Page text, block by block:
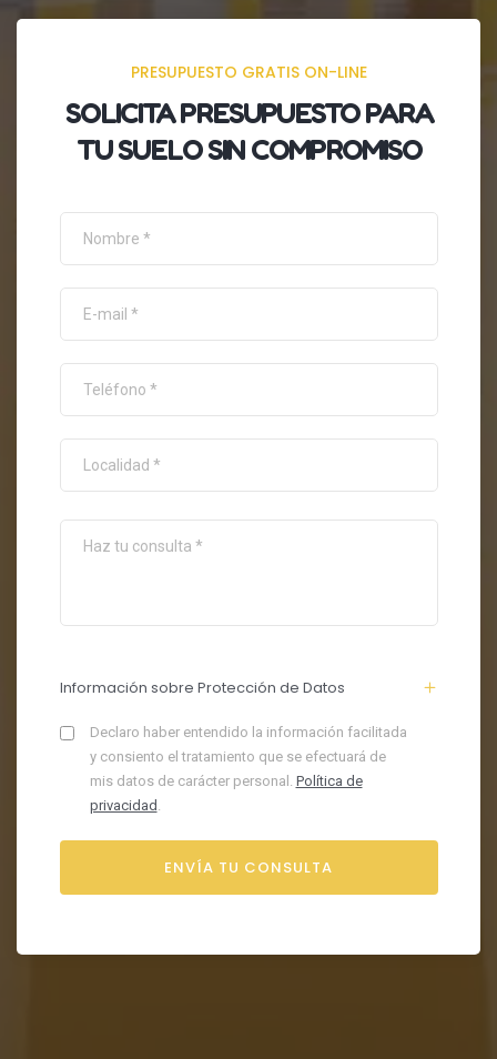
PRESUPUESTO GRATIS ON-LINE
SOLICITAPRESUPUESTOPARA
TU SUELO SIN COMPROMISO
Información sobre Protección de Datos
Declaro haber entendido la información facilitada
y consiento el tratamiento que se efectuará de
mis datos de carácter personal. Política de
privacidad .